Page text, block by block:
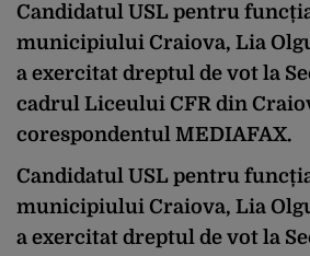
Candidatul USL pentru
municipiului Craiova, Lia
a exercitat dreptul de vot la
cadrul Liceului CFR din
corespondentul MEDIAFAX.
Candidatul USL pentru
municipiului Craiova, Lia
a exercitat dreptul de vot la